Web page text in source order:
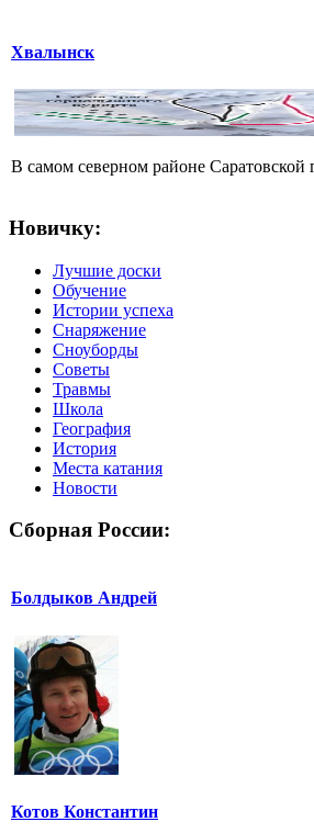
Хвалынск
В самом северном районе
Новичку:
Лучшие доски
Обучение
Истории успеха
Снаряжение
Сноуборды
Советы
Травмы
Школа
География
История
Места катания
Новости
Сборная России:
Болдыков Андрей
Котов Константин